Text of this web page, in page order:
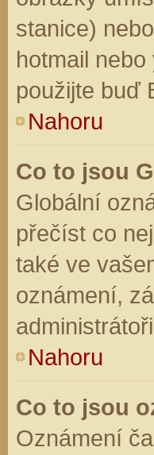
stanice)
hotmail
použijte buď
Nahoru
Co to jsou
Globální
přečíst co
také ve
oznámení,
Nahoru
Co to jsou
Oznámení